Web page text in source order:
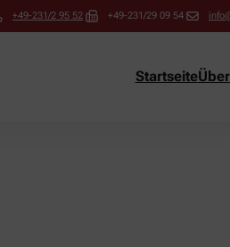
+49-231/2 95 52 +49-231/29 09 54
Startseite